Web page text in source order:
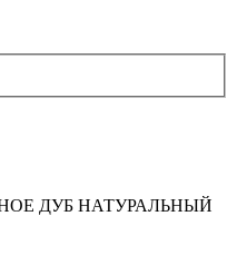
ДУБ НАТУРАЛЬНЫЙ